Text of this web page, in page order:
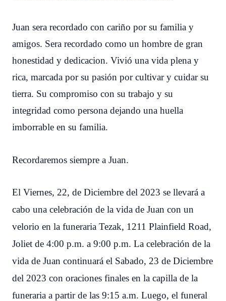
Juan sera recordado con cariño por su familia y
amigos. Sera recordado como un hombre de gran
honestidad y dedicacion. Vivió una vida plena y
rica, marcada por su pasión por cultivar y cuidar su
tierra. Su compromiso con su trabajo y su
integridad como persona dejando una huella
imborrable en su familia.
Recordaremos siempre a Juan.
El Viernes, 22, de Diciembre del 2023 se llevará a
cabo una celebración de la vida de Juan con un
velorio en la funeraria Tezak, 1211 Plainfield Road,
Joliet de 4:00 p.m. a 9:00 p.m. La celebración de la
vida de Juan continuará el Sabado, 23 de Diciembre
del 2023 con oraciones finales en la capilla de la
funeraria a partir de las 9:15 a.m. Luego, el funeral